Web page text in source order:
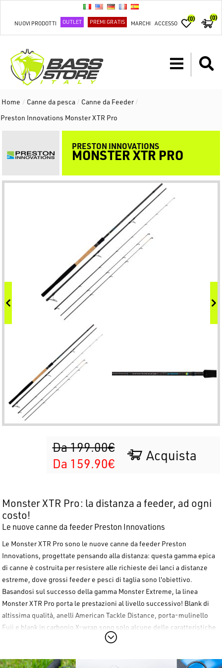
NUOVI PRODOTTI OUTLET PREMI GRATIS MARCHI ACCESSO
(0) (0)
Home / Canne da pesca / Canne da Feeder /
Preston Innovations Monster XTR Pro
PRESTON INNOVATIONS
MONSTER XTR PRO
Da 199.00€
Da 159.90€
Acquista
Monster XTR Pro: la distanza a feeder, ad ogni
costo!
Le nuove canne da feeder Preston Innovations
Le Monster XTR Pro sono le nuove canne da feeder Preston
Innovations, progettate pensando alla distanza: questa gamma epica
di canne è costruita per resistere alle richieste dei lanci a distanze
estreme, dove grossifeeder e pesci di taglia sono l'obiettivo.
Basandosi sul successo della gamma Monster Extreme, la linea
Monster XTR Pro porta le prestazioni al livello successivo! Blank di
altissima qualità, anelliAmerican Tackle Distance, porta-mulinello
Fuji e blank in carbonio X-wrap sono solo alcune delle caratteristiche
che rendono eccezionale questa gamma di canne da distanza